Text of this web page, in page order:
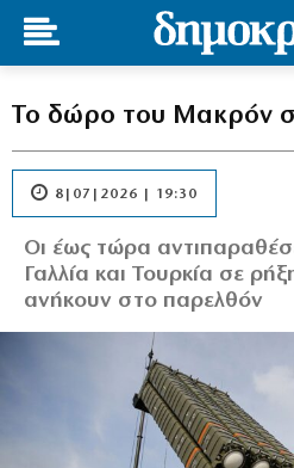
Το δώρο του Μακρόν
8|07|2026 | 19:30
Οι έως τώρα
Γαλλία και Τουρκία σε
ανήκουν στο παρελθόν